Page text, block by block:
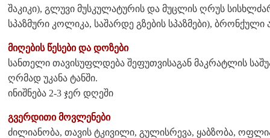
შაკიკი), გლუვი მუსკულატურის და მუცლის ღრუს
სპაზმური კოლიკა, საშარდე გზების სპაზმები), ბრონქული
მიღების წესები და დოზები
სანთელი თავისუფლდება შეფუთვისაგან მაკრატლის
ღრმად უკანა ტანში.
ინიშნება 2-3 ჯერ დღეში
გვერდითი მოვლენები
ძილიანობა, თავის ტკივილი, გულისრევა, ყაბზობა,